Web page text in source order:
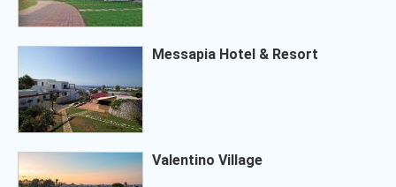
Messapia Hotel & Resort
Valentino Village